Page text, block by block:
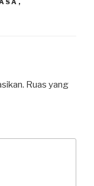
,
Ruas yang